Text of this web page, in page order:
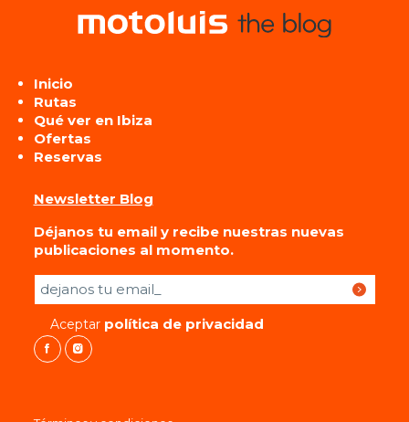
Inicio
Rutas
Qué ver en Ibiza
Ofertas
Reservas
Newsletter Blog
Déjanos tu email y recibe nuestras nuevas
publicaciones al momento.
Por favor, deja este campo vacío.
Aceptar política de privacidad